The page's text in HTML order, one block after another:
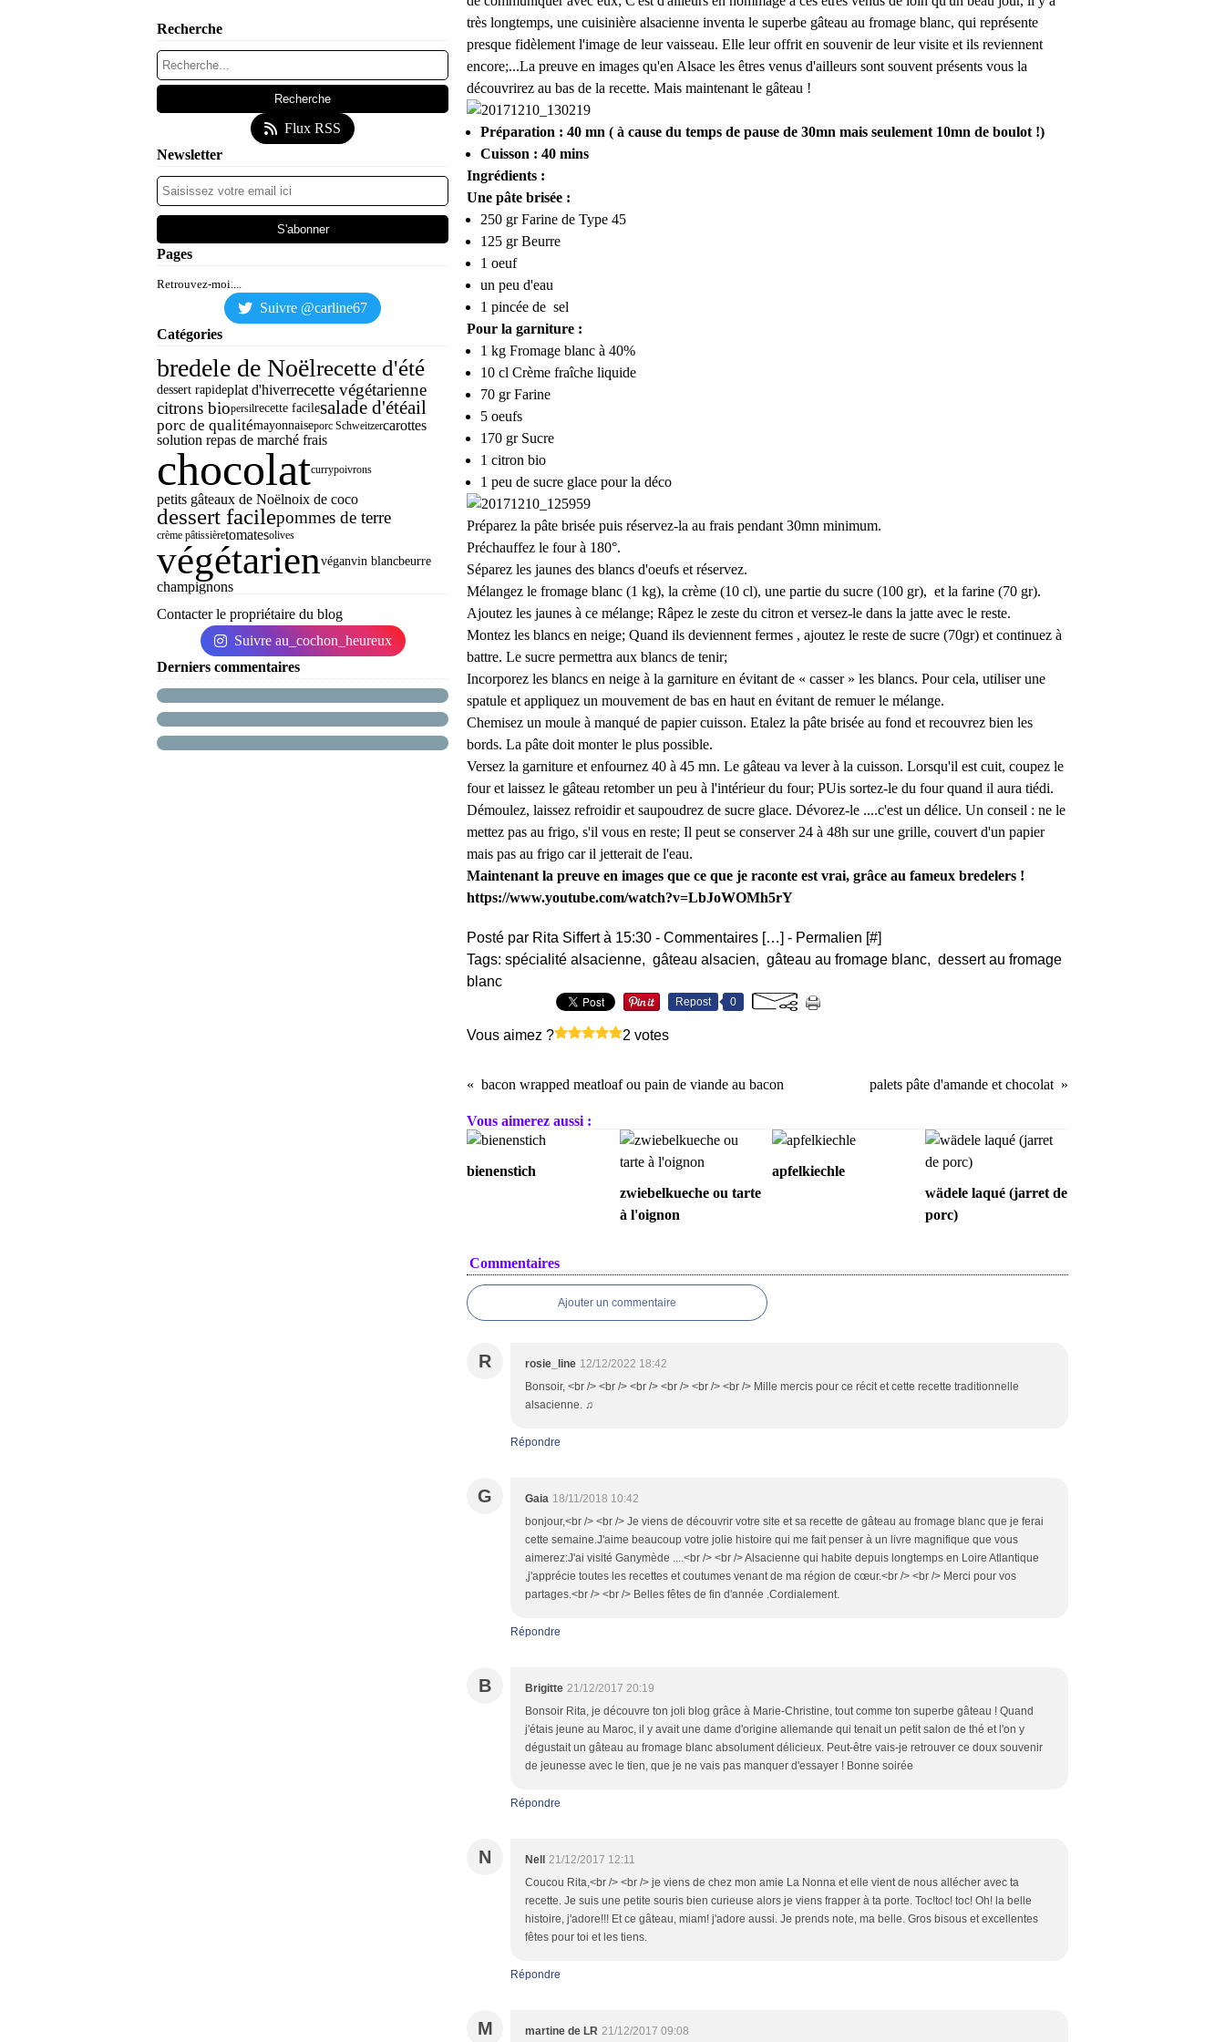
Recherche
Flux RSS
Newsletter
Pages
Retrouvez-moi....
Suivre @carline67
Catégories
bredele de Noëlrecette d'été
dessert rapideplat d'hiverrecette végétarienne
citrons biopersilrecette facilesalade d'étéail
porc de qualitémayonnaiseporc Schweitzercarottes
solution repas de marché frais
chocolatcurrypoivrons
petits gâteaux de Noëlnoix de coco
dessert facilepommes de terre
crème pâtissièretomatesolives
végétarienvéganvin blancbeurre
champignons
Contacter le propriétaire du blog
Suivre au_cochon_heureux
Derniers commentaires
très longtemps, une cuisinière alsacienne inventa le superbe gâteau au fromage blanc, qui représente
presque fidèlement l'image de leur vaisseau. Elle leur offrit en souvenir de leur visite et ils reviennent
encore;...La preuve en images qu'en Alsace les êtres venus d'ailleurs sont souvent présents vous la
découvrirez au bas de la recette. Mais maintenant le gâteau !
Préparation : 40 mn ( à cause du temps de pause de 30mn mais seulement 10mn de boulot !)
Cuisson : 40 mins
Ingrédients :
Une pâte brisée :
250 gr Farine de Type 45
125 gr Beurre
1 oeuf
un peu d'eau
1 pincée de sel
Pour la garniture :
1 kg Fromage blanc à 40%
10 cl Crème fraîche liquide
70 gr Farine
5 oeufs
170 gr Sucre
1 citron bio
1 peu de sucre glace pour la déco
Préparez la pâte brisée puis réservez-la au frais pendant 30mn minimum.
Préchauffez le four à 180°.
Séparez les jaunes des blancs d'oeufs et réservez.
Mélangez le fromage blanc (1 kg), la crème (10 cl), une partie du sucre (100 gr), et la farine (70 gr).
Ajoutez les jaunes à ce mélange; Râpez le zeste du citron et versez-le dans la jatte avec le reste.
Montez les blancs en neige; Quand ils deviennent fermes , ajoutez le reste de sucre (70gr) et continuez à
battre. Le sucre permettra aux blancs de tenir;
Incorporez les blancs en neige à la garniture en évitant de « casser » les blancs. Pour cela, utiliser une
spatule et appliquez un mouvement de bas en haut en évitant de remuer le mélange.
Chemisez un moule à manqué de papier cuisson. Etalez la pâte brisée au fond et recouvrez bien les
bords. La pâte doit monter le plus possible.
Versez la garniture et enfournez 40 à 45 mn. Le gâteau va lever à la cuisson. Lorsqu'il est cuit, coupez le
four et laissez le gâteau retomber un peu à l'intérieur du four; PUis sortez-le du four quand il aura tiédi.
Démoulez, laissez refroidir et saupoudrez de sucre glace. Dévorez-le ....c'est un délice. Un conseil : ne le
mettez pas au frigo, s'il vous en reste; Il peut se conserver 24 à 48h sur une grille, couvert d'un papier
mais pas au frigo car il jetterait de l'eau.
Maintenant la preuve en images que ce que je raconte est vrai, grâce au fameux bredelers !
https://www.youtube.com/watch?v=LbJoWOMh5rY
Posté par Rita Siffert à 15:30 - Commentaires […] - Permalien [#]
Tags: spécialité alsacienne, gâteau alsacien, gâteau au fromage blanc, dessert au fromage
blanc
Repost 0
Vous aimez ? 2 votes
bacon wrapped meatloaf ou pain de viande au bacon palets pâte d'amande et chocolat
Vous aimerez aussi :
bienenstich
zwiebelkueche ou tarte
à l'oignon
apfelkiechle
wädele laqué (jarret de
porc)
Commentaires
Ajouter un commentaire
R rosie_line 12/12/2022 18:42
Bonsoir, <br /> <br /> <br /> <br /> <br /> <br /> Mille mercis pour ce récit et cette recette traditionnelle
alsacienne. ♫
Répondre
G Gaia 18/11/2018 10:42
bonjour,<br /> <br /> Je viens de découvrir votre site et sa recette de gâteau au fromage blanc que je ferai
cette semaine.J'aime beaucoup votre jolie histoire qui me fait penser à un livre magnifique que vous
aimerez:J'ai visité Ganymède ....<br /> <br /> Alsacienne qui habite depuis longtemps en Loire Atlantique
,j'apprécie toutes les recettes et coutumes venant de ma région de cœur.<br /> <br /> Merci pour vos
partages.<br /> <br /> Belles fêtes de fin d'année .Cordialement.
Répondre
B Brigitte 21/12/2017 20:19
Bonsoir Rita, je découvre ton joli blog grâce à Marie-Christine, tout comme ton superbe gâteau ! Quand
j'étais jeune au Maroc, il y avait une dame d'origine allemande qui tenait un petit salon de thé et l'on y
dégustait un gâteau au fromage blanc absolument délicieux. Peut-être vais-je retrouver ce doux souvenir
de jeunesse avec le tien, que je ne vais pas manquer d'essayer ! Bonne soirée
Répondre
N Nell
21/12/2017 12:11
Coucou Rita,<br /> <br /> je viens de chez mon amie La Nonna et elle vient de nous allécher avec ta
recette. Je suis une petite souris bien curieuse alors je viens frapper à ta porte. Toc!toc! toc! Oh! la belle
histoire, j'adore!!! Et ce gâteau, miam! j'adore aussi. Je prends note, ma belle. Gros bisous et excellentes
fêtes pour toi et les tiens.
Répondre
M martine de LR 21/12/2017 09:08